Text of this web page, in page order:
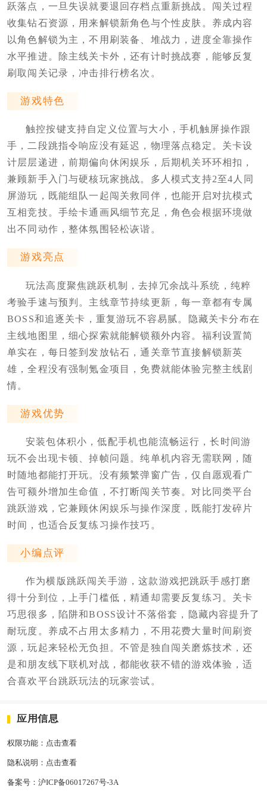
跃落点，一旦失误就要退回存档点重新挑战。闯关过程
收集钻石资源，用来解锁新角色与个性皮肤。养成内容
以角色解锁为主，不用刷装备、堆战力，进度全靠操作
水平推进。除主线关卡外，还有计时挑战赛，能够反复
刷取闯关记录，冲击排行榜名次。
游戏特色
触控按键支持自定义位置与大小，手机触屏操作跟
手，二段跳指令响应没有延迟，物理落点稳定。关卡设
计层层递进，前期偏向休闲娱乐，后期机关环环相扣，
兼顾新手入门与硬核玩家挑战。多人模式支持2至4人同
屏游玩，既能组队一起闯关救同伴，也能开启对抗模式
互相竞技。手绘卡通画风细节充足，角色会根据环境做
出不同动作，整体氛围轻松诙谐。
游戏亮点
玩法高度聚焦跳跃机制，去掉冗余战斗系统，纯粹
考验手速与预判。主线章节持续更新，每一章都有专属
BOSS和追逐关卡，重复游玩不容易腻。隐藏关卡分布在
主线地图里，细心探索就能解锁额外内容。福利设置简
单实在，每日签到发放钻石，通关章节直接解锁新英
雄，全程没有强制氪金项目，免费就能体验完整主线剧
情。
游戏优势
安装包体积小，低配手机也能流畅运行，长时间游
玩不会出现卡顿、掉帧问题。纯单机内容无需联网，随
时随地都能打开玩。没有频繁弹窗广告，仅自愿观看广
告可额外增加生命值，不打断闯关节奏。对比同类平台
跳跃游戏，它兼顾休闲娱乐与操作深度，既能打发碎片
时间，也适合反复练习操作技巧。
小编点评
作为横版跳跃闯关手游，这款游戏把跳跃手感打磨
得十分到位，上手门槛低，精通却需要反复练习。关卡
巧思很多，陷阱和BOSS设计不落俗套，隐藏内容提升了
耐玩度。养成不占用太多精力，不用花费大量时间刷资
源，玩起来轻松无负担。不管是独自闯关磨炼技术，还
是和朋友线下联机对战，都能收获不错的游戏体验，适
合喜欢平台跳跃玩法的玩家尝试。
应用信息
权限功能： 点击查看
隐私说明： 点击查看
备案号： 沪ICP备06017267号-3A